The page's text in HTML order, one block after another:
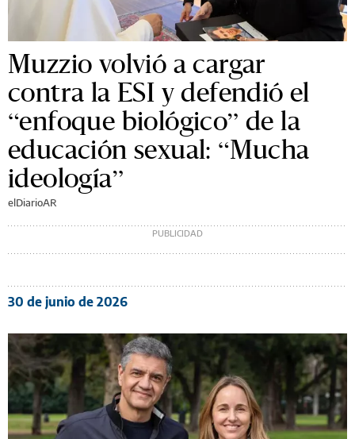
Muzzio volvió a cargar
contra la ESI y defendió el
“enfoque biológico” de la
educación sexual: “Mucha
ideología”
elDiarioAR
30 de junio de 2026